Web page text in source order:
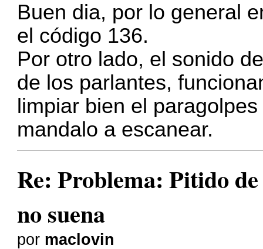
Buen dia, por lo general
el código 136.
Por otro lado, el sonido
de los parlantes,
limpiar bien el
mandalo a escanear.
Re: Problema: Pitido
no suena
por maclovin